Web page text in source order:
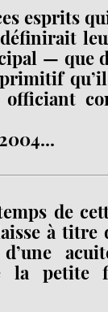
esprits
— que
de
à titre
la petite